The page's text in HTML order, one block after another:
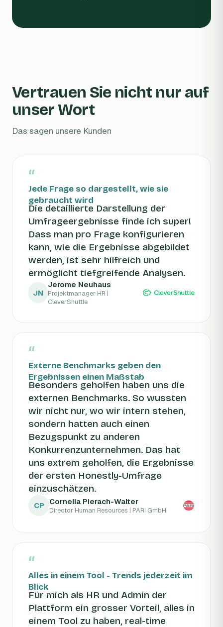
Vertrauen Sie nicht nur auf
unser Wort
Das sagen unsere Kunden
“
Jede Frage so dargestellt, wie sie
gebraucht wird
Die detaillierte Darstellung der
Umfrageergebnisse finde ich super!
Dass man pro Frage konfigurieren
kann, wie die Ergebnisse abgebildet
werden, ist sehr hilfreich und
ermöglicht tiefgreifende Analysen.
JN
Jerome Neuhaus
Projektmanager HR |
CleverShuttle
“
Externe Benchmarks geben den
Ergebnissen einen Maßstab
Besonders geholfen haben uns die
externen Benchmarks. So wussten
wir nicht nur, wo wir intern stehen,
sondern hatten auch einen
Bezugspunkt zu anderen
Konkurrenzunternehmen. Das hat
uns extrem geholfen, die Ergebnisse
der ersten Honestly-Umfrage
einzuschätzen.
CP Cornelia Pierach-Walter
Director Human Resources | PARI GmbH
“
Alles in einem Tool - Trends jederzeit im
Blick
Für mich als HR und Admin der
Plattform ein grosser Vorteil, alles in
einem Tool zu haben, real-time